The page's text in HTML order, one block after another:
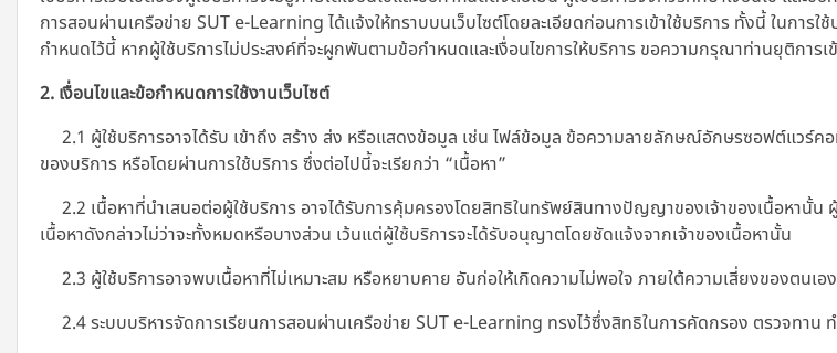
การสอนผ่านเครือข่าย SUT e-Learning ได้แจ้งให้ทราบบนเว็บไซต์โดยละเอียดก่อนการเข้าใช้บริการ ทั้งนี้ ในการ
กำหนดไว้นี้ หากผู้ใช้บริการไม่ประสงค์ที่จะผูกพันตามข้อกำหนดและเงื่อนไขการให้บริการ ขอความกรุณาท่านยุติการเ
2. เงื่อนไขและข้อกำหนดการใช้งานเว็บไซต์
2.1 ผู้ใช้บริการอาจได้รับ เข้าถึง สร้าง ส่ง หรือแสดงข้อมูล เช่น ไฟล์ข้อมูล ข้อความลายลักษณ์อักษรซอฟต์แวร์ค
ของบริการ หรือโดยผ่านการใช้บริการ ซึ่งต่อไปนี้จะเรียกว่า “เนื้อหา”
2.2 เนื้อหาที่นำเสนอต่อผู้ใช้บริการ อาจได้รับการคุ้มครองโดยสิทธิในทรัพย์สินทางปัญญาของเจ้าของเนื้อหานั้น
เนื้อหาดังกล่าวไม่ว่าจะทั้งหมดหรือบางส่วน เว้นแต่ผู้ใช้บริการจะได้รับอนุญาตโดยชัดแจ้งจากเจ้าของเนื้อหานั้น
2.3 ผู้ใช้บริการอาจพบเนื้อหาที่ไม่เหมาะสม หรือหยาบคาย อันก่อให้เกิดความไม่พอใจ ภายใต้ความเสี่ยงของตนเอง
2.4 ระบบบริหารจัดการเรียนการสอนผ่านเครือข่าย SUT e-Learning ทรงไว้ซึ่งสิทธิในการคัดกรอง ตรวจทาน